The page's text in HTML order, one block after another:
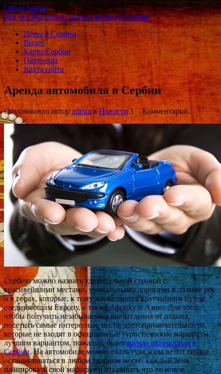
Life in Serbia
Все что Вы хотели знать о жизни в Сербии
Цены в Сербии
Видео
Карта Сербии
Партнеры
Карта сайта
Аренда автомобиля в Сербии
Опубликовал авторadmin в Новости 1 Комментарий
Сербию можно назвать удивительной страной с
красивейшими местами, уникальными дорогами в долине рек
и в горах, которые, к тому же, являются кратчайшим путем,
соединяющим Европу, а также Африку и Азию. Для того,
чтобы получить незабываемые впечатления от отдыха,
посетить самые интересные места, достопримечательности,
которые не входят в официальные туристические маршруты,
лучшим вариантом, пожалуй, будетаренда автомобиля в
Сербии. На автомобиле можно ехать туда, куда велит сердце,
останавливаться в любом удобном месте, каждый день
планировать свой маршрут и открывать что-то новое.